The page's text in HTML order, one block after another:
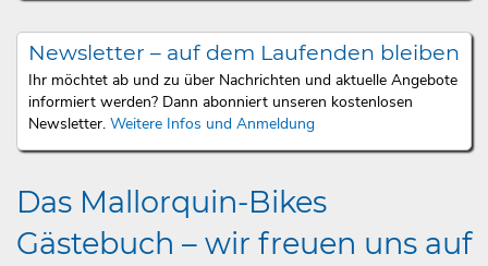
Newsletter – auf dem Laufenden bleiben
Ihr möchtet ab und zu über Nachrichten und aktuelle Angebote
informiert werden? Dann abonniert unseren kostenlosen
Newsletter. Weitere Infos und Anmeldung
Das Mallorquin-Bikes
Gästebuch – wir freuen uns auf